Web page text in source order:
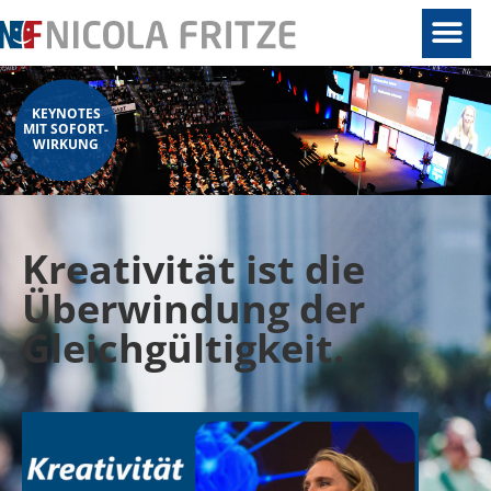
KEYNOTES
MIT SOFORT-
WIRKUNG
Kreativität ist die
Überwindung der
Gleichgültigkeit.